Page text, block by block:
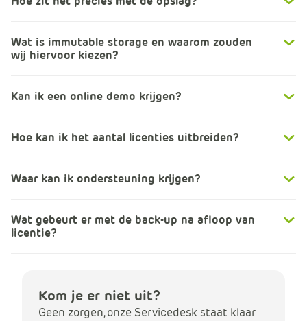
Wat is immutable storage en waarom zouden
wij hiervoor kiezen?
Kan ik een online demo krijgen?
Hoe kan ik het aantal licenties uitbreiden?
Waar kan ik ondersteuning krijgen?
Wat gebeurt er met de back-up na afloop van
licentie?
Kom je er niet uit?
Geen zorgen, onze Servicedesk staat klaar